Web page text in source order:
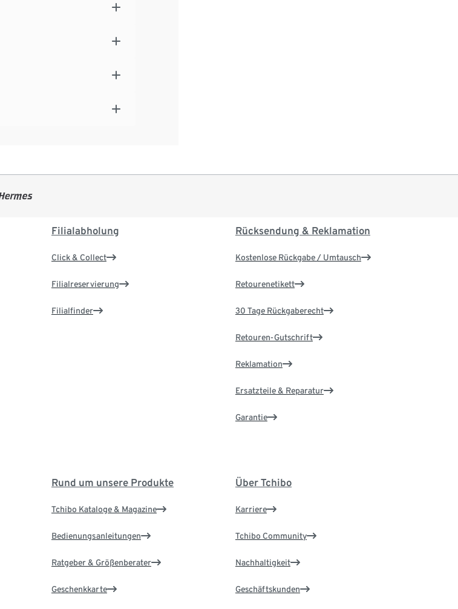
Filialabholung
Click & Collect
Filialreservierung
Filialfinder
Rücksendung & Reklamation
Kostenlose Rückgabe / Umtausch
Retourenetikett
30 Tage Rückgaberecht
Retouren-Gutschrift
Reklamation
Ersatzteile & Reparatur
Garantie
Rund um unsere Produkte
Tchibo Kataloge & Magazine
Bedienungsanleitungen
Ratgeber & Größenberater
Geschenkkarte
Über Tchibo
Karriere
Tchibo Community
Nachhaltigkeit
Geschäftskunden